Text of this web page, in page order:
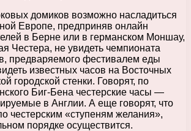
домиков возможно насладиться
Европе, предприняв онлайн
в Берне или в германском Моншау,
Честера, не увидеть чемпионата
предваряемого фестивалем еды
известных часов на Восточных
городской стенки. Говорят, по
Биг-Бена честерские часы —
в Англии. А еще говорят, что
честерским «ступеням желания»,
порядке осуществится.